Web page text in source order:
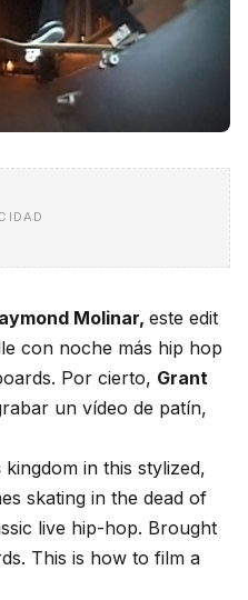
Molinar, este edit
con noche más hip hop
Por cierto, Grant
un vídeo de patín,
kingdom in this stylized,
skating in the dead of
live hip-hop. Brought
This is how to film a